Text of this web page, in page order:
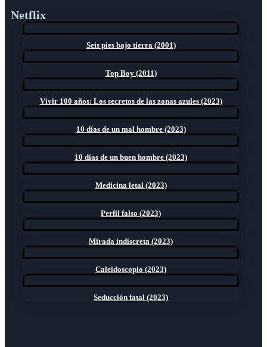
Netflix
Seis pies bajo tierra (2001)
Top Boy (2011)
Vivir 100 años: Los secretos de las zonas azules (2023)
10 días de un mal hombre (2023)
10 días de un buen hombre (2023)
Medicina letal (2023)
Perfil falso (2023)
Mirada indiscreta (2023)
Caleidoscopio (2023)
Seducción fatal (2023)